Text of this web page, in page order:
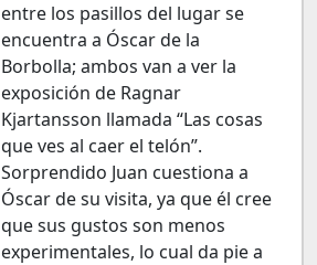
entre los pasillos del lugar se
encuentra a Óscar de la
Borbolla; ambos van a ver la
exposición de Ragnar
Kjartansson llamada “Las cosas
que ves al caer el telón”.
Sorprendido Juan cuestiona a
Óscar de su visita, ya que él cree
que sus gustos son menos
experimentales, lo cual da pie a